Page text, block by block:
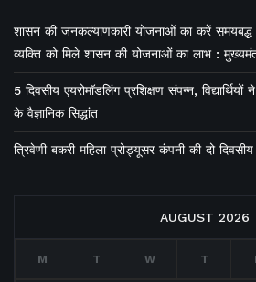
शासन की जनकल्याणकारी योजनाओं का करें समयबद्ध
व्यक्ति को मिले शासन की योजनाओं का लाभ :
5 दिवसीय एयरोमॉडलिंग प्रशिक्षण संपन्न,
के वैज्ञानिक सिद्धांत
त्रिवेणी बकरी महिला प्रोड्यूसर कंपनी की दो
AUGUST 2026
M T W T